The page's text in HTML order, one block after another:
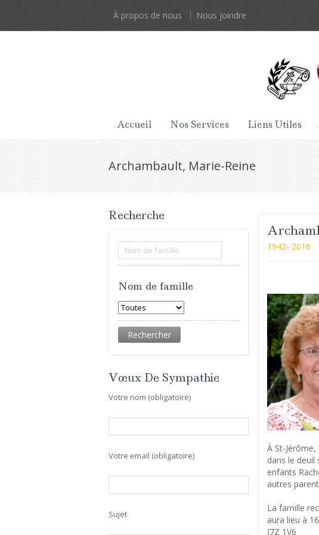
À propos de nous Nous joindre
Accueil Nos Services Liens Utiles
Archambault, Marie-Reine
1942- 2016
À St-
dans le deuil
enfants
autres
La famille
aura lieu à
J7Z 1V6
Recherche
Nom de famille
Vœux De Sympathie
Votre nom (obligatoire)
Votre email (obligatoire)
Sujet